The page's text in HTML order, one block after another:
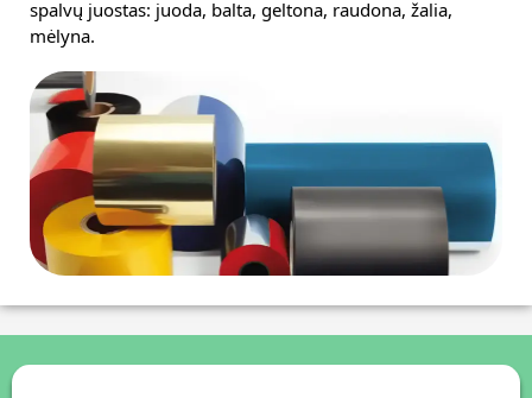
spalvų juostas: juoda, balta, geltona, raudona, žalia,
mėlyna.